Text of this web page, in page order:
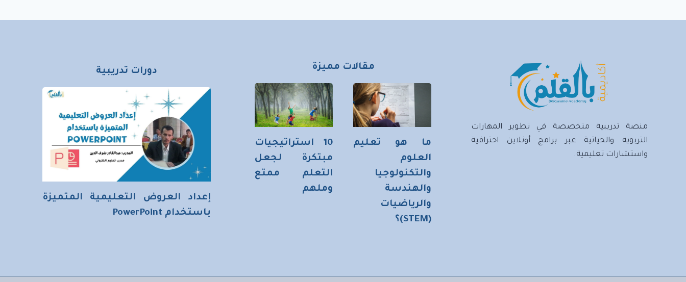
منصة تدريبية متخصصة في تطوير المهارات
التربوية والحياتية عبر برامج أونلاين احترافية
واستشارات تعليمية.
مقالات مميزة
ما هو تعليم
العلوم
والتكنولوجيا
والهندسة
والرياضيات
(STEM)؟
10 استراتيجيات
مبتكرة لجعل
التعلم ممتع
وملهم
دورات تدريبية
إعداد العروض التعليمية المتميزة
باستخدام PowerPoint